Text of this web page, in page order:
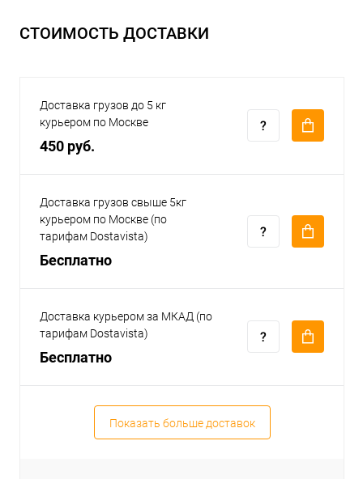
СТОИМОСТЬ ДОСТАВКИ
Доставка грузов до 5 кг
курьером по Москве
450 руб.
Доставка грузов свыше 5кг
курьером по Москве (по
тарифам Dostavista)
Бесплатно
Доставка курьером за МКАД (по
тарифам Dostavista)
Бесплатно
Показать больше доставок